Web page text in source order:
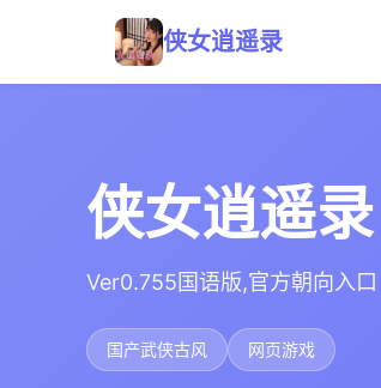
侠女逍遥录
侠女逍遥录
Ver0.755国语版,官方朝向入口
国产武侠古风 网页游戏